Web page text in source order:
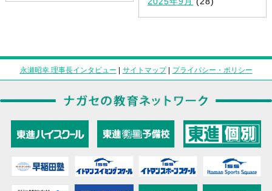
永瀬昭幸 理事長インタビュー | サイトマップ| プライバシー・ポリシー